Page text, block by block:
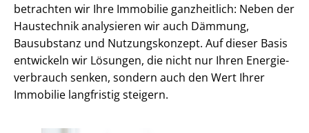
betrachten wir Ihre Immobilie ganzheitlich: Neben der
Haustechnik analysieren wir auch Dämmung,
Bausubstanz und Nutzungskonzept. Auf dieser Basis
entwickeln wir Lösungen, die nicht nur Ihren En­er­gie­
ver­brauch senken, sondern auch den Wert Ihrer
Immobilie langfristig steigern.